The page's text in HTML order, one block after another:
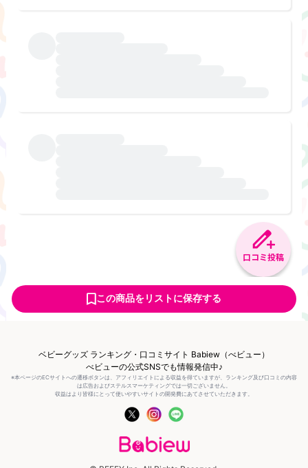
口コミ投稿
この商品をリストに保存する
ベビーグッズ ランキング・口コミサイト Babiew（べビュー）
べビューの公式SNSでも情報発信中♪
※本ページのECサイトへの遷移ボタンは、アフィリエイトによる収益を得ていますが、ランキング及び口コミの内容
は広告およびステルスマーケティングでは一切ございません。
収益はより皆様にとって使いやすいサイトの開発費にあてさせていただきます。